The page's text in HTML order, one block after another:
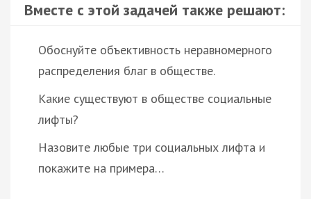
Вместе с этой задачей также решают:
Обоснуйте объективность неравномерного
распределения благ в обществе.
Какие существуют в обществе социальные
лифты?
Назовите любые три социальных лифта и
покажите на примера…